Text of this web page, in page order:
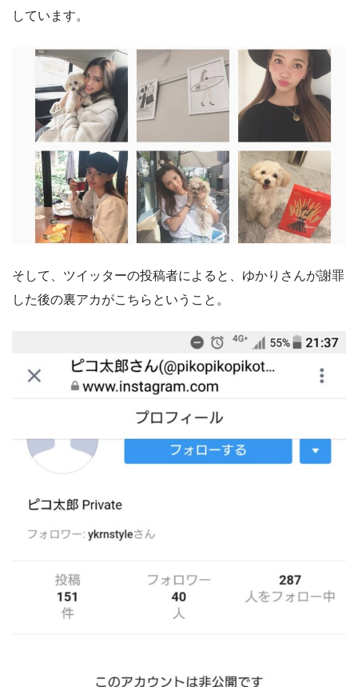
しています。
そして、ツイッターの投稿者によると、ゆかりさんが謝罪
した後の裏アカがこちらということ。